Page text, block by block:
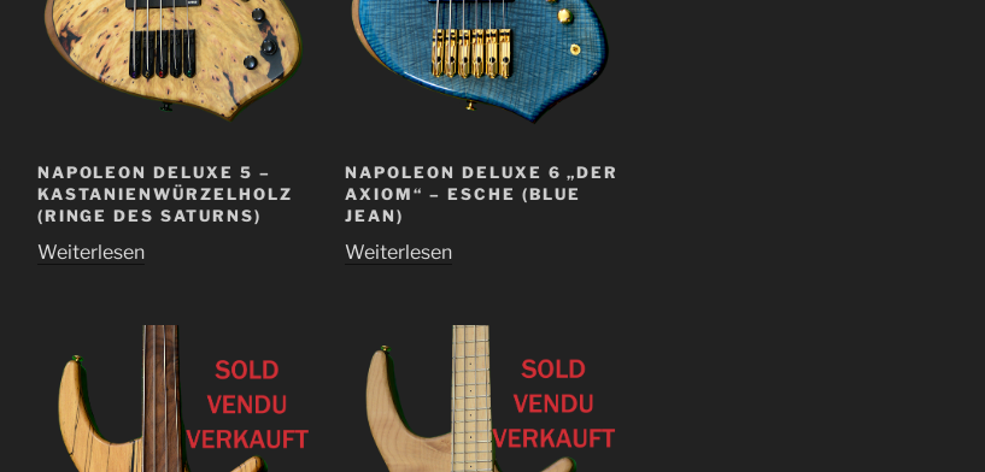
NAPOLEON DELUXE 5 –
KASTANIENWÜRZELHOLZ
(RINGE DES SATURNS)
Weiterlesen
NAPOLEON DELUXE 6 „DER
AXIOM“ – ESCHE (BLUE
JEAN)
Weiterlesen